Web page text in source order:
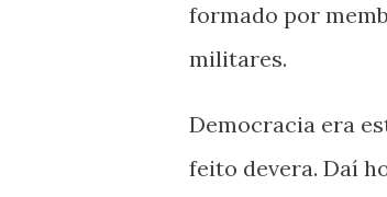
formado por
militares.
Democracia era
feito devera. Daí